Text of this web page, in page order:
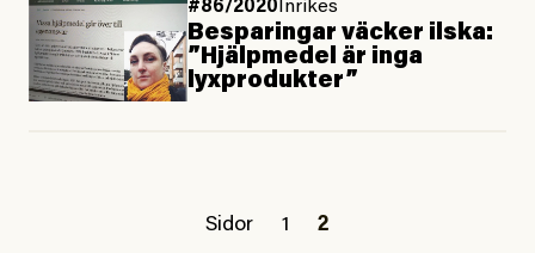
#86/2020Inrikes
Besparingar väcker ilska:
”Hjälpmedel är inga
lyxprodukter”
Sidor 1 2